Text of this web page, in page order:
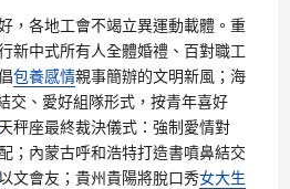
，各地工會不竭立異運動載體。重
新中式所有人全體婚禮、百對職工
包養感情親事簡辦的文明新風；海
交、愛好組隊形式，按青年喜好
天秤座最終裁決儀式：強制愛情對
；內蒙古呼和浩特打造書噴鼻結交
文會友；貴州貴陽將脫口秀女大生